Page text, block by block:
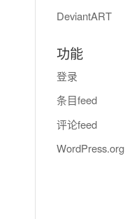
DeviantART
功能
登录
条目feed
评论feed
WordPress.org